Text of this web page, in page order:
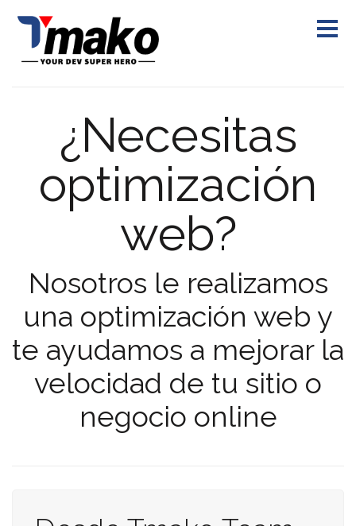
¿Necesitas
optimización
web?
Nosotros le realizamos
una optimización web y
te ayudamos a mejorar la
velocidad de tu sitio o
negocio online